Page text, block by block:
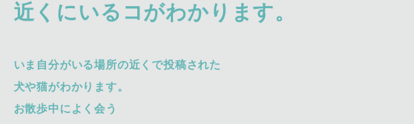
近くにいるコがわかります。
いま自分がいる場所の近くで投稿された
犬や猫がわかります。
お散歩中によく会う